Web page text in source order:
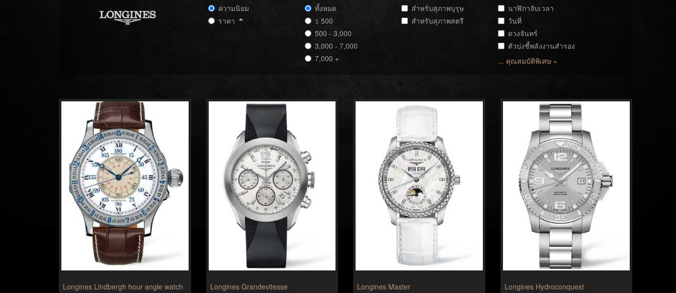
ความนิยม
ราคา
ทั้งหมด
≤ 500
500 - 3,000
3,000 - 7,000
7,000 +
สำหรับสุภาพบุรุษ
สำหรับสุภาพสตรี
นาฬิกาจับเวลา
วันที่
ดวงจันทร์
ตัวบ่งชี้พลังงานสำรอง
... คุณสมบัติพิเศษ »
Longines Lindbergh hour angle watch
Longines Grandevitesse
Longines Master
Longines Hydroconquest